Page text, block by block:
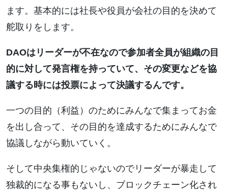
ます。基本的には社長や役員が会社の目的を決めて
舵取りをします。
DAOはリーダーが不在なので参加者全員が組織の目
的に対して発言権を持っていて、その変更などを協
議する時には投票によって決議するんです。
一つの目的（利益）のためにみんなで集まってお金
を出し合って、その目的を達成するためにみんなで
協議しながら動いていく。
そして中央集権的じゃないのでリーダーが暴走して
独裁的になる事もないし、ブロックチェーン化され